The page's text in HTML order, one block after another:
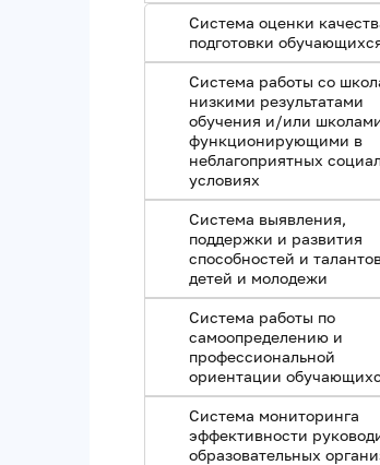
Система оценки
подготовки
Система работы со
низкими результатами
обучения и/или
функционирующими в
неблагоприятных
условиях
Система выявления,
поддержки и развития
способностей и
детей и молодежи
Система работы по
самоопределению и
профессиональной
ориентации
Система мониторинга
эффективности
образовательных